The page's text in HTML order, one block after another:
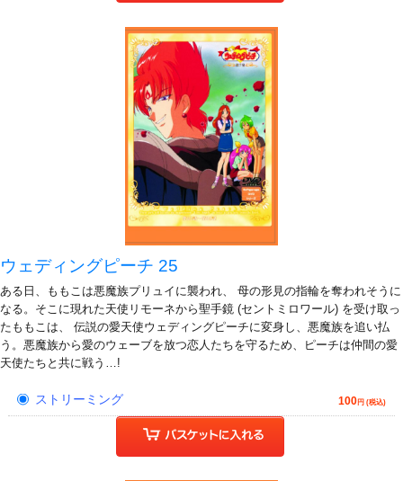
ウェディングピーチ 25
ある日、ももこは悪魔族プリュイに襲われ、 母の形見の指輪を奪われそうに
なる。そこに現れた天使リモーネから聖手鏡 (セントミロワール) を受け取っ
たももこは、 伝説の愛天使ウェディングピーチに変身し、悪魔族を追い払
う。悪魔族から愛のウェーブを放つ恋人たちを守るため、ピーチは仲間の愛
天使たちと共に戦う…!
ストリーミング 100円 (税込)